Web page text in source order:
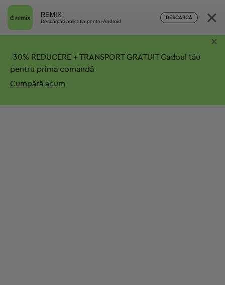
REMIX
Descărcați aplicația pentru Android
DESCARCĂ ×
-30% REDUCERE + TRANSPORT GRATUITCadoul tău
pentru prima comandă
Cumpără acum
×